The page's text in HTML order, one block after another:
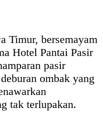
Timur, bersemayam
Hotel Pantai Pasir
pasir
ombak yang
tak terlupakan.